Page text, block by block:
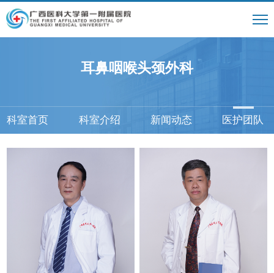
耳鼻咽喉头颈外科
科室首页 科室介绍 新闻动态 医护团队